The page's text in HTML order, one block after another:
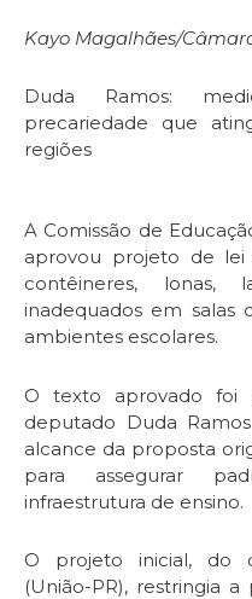
Kayo Magalhães/
Duda Ramos:
precariedade que
regiões
A Comissão de
aprovou projeto de
contêineres, lonas,
inadequados em salas
ambientes escolares.
O texto aprovado foi
deputado Duda
alcance da proposta
para assegurar
infraestrutura de ensino.
O projeto inicial, do
(União-PR), restringia